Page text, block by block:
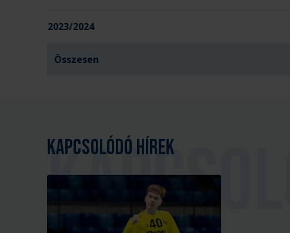
2023/2024
Összesen
Kapcsolódó hírek